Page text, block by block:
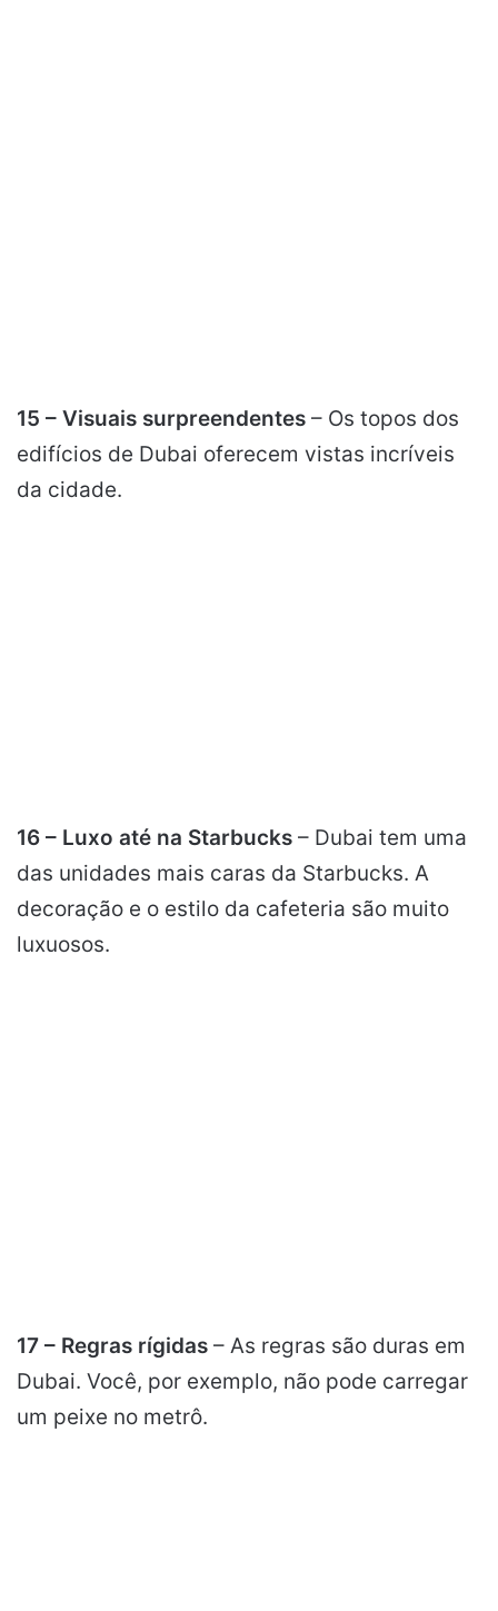
15 – Visuais surpreendentes – Os topos dos
edifícios de Dubai oferecem vistas incríveis
da cidade.
16 – Luxo até na Starbucks – Dubai tem uma
das unidades mais caras da Starbucks. A
decoração e o estilo da cafeteria são muito
luxuosos.
17 – Regras rígidas – As regras são duras em
Dubai. Você, por exemplo, não pode carregar
um peixe no metrô.